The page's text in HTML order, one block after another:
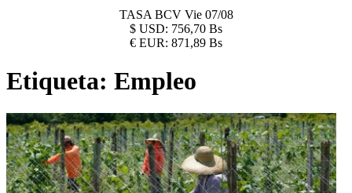
TASA BCV Vie 07/08
$ USD: 756,70 Bs
€ EUR: 871,89 Bs
Etiqueta: Empleo